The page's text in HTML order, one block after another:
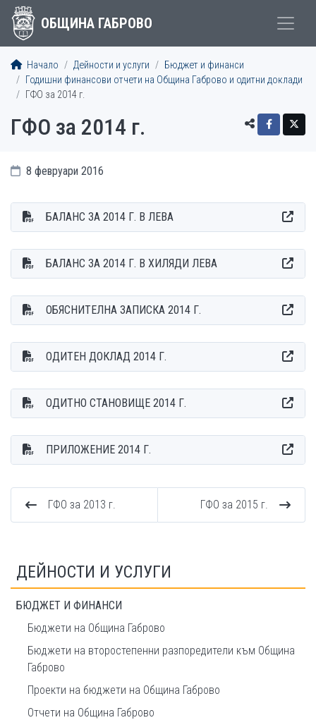
ОБЩИНА ГАБРОВО
Начало Дейности и услуги
Бюджет и финанси
Годишни финансови отчети на Община Габрово и одитни доклади
ГФО за 2014 г.
ГФО за 2014 г.
8 февруари 2016
БАЛАНС ЗА 2014 Г. В ЛЕВА
БАЛАНС ЗА 2014 Г. В ХИЛЯДИ ЛЕВА
ОБЯСНИТЕЛНА ЗАПИСКА 2014 Г.
ОДИТЕН ДОКЛАД 2014 Г.
ОДИТНО СТАНОВИЩЕ 2014 Г.
ПРИЛОЖЕНИЕ 2014 Г.
ГФО за 2013 г. ГФО за 2015 г.
ДЕЙНОСТИ И УСЛУГИ
БЮДЖЕТ И ФИНАНСИ
Бюджети на Община Габрово
Бюджети на второстепенни разпоредители към Община
Габрово
Проекти на бюджети на Община Габрово
Отчети на Община Габрово